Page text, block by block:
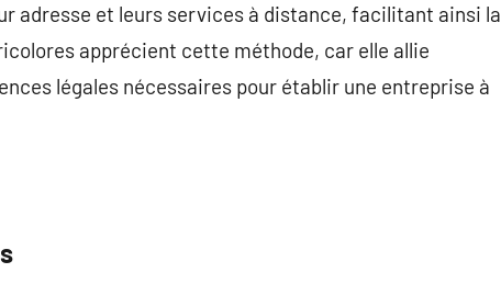
adresse et leurs services à distance, facilitant ainsi la
apprécient cette méthode, car elle allie
légales nécessaires pour établir une entreprise à